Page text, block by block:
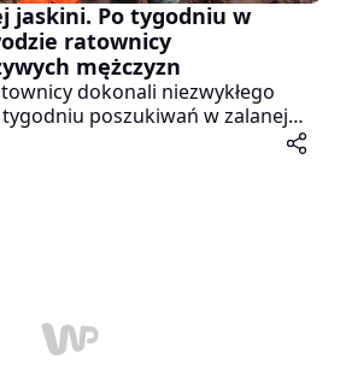
jaskini. Po tygodniu w
ratownicy
mężczyzn
dokonali niezwykłego
poszukiwań w zalanej
odnaleziono pięciu